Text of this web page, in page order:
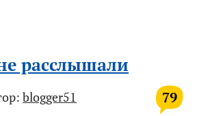
расслышали
79
blogger51